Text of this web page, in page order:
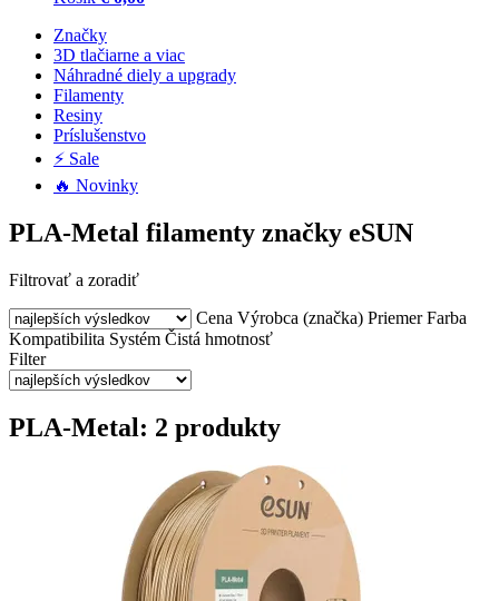
Značky
3D tlačiarne a viac
Náhradné diely a upgrady
Filamenty
Resiny
Príslušenstvo
⚡ Sale
🔥 Novinky
PLA-Metal filamenty značky eSUN
Filtrovať a zoradiť
Cena Výrobca (značka) Priemer Farba
Kompatibilita Systém Čistá hmotnosť
Filter
PLA-Metal: 2 produkty